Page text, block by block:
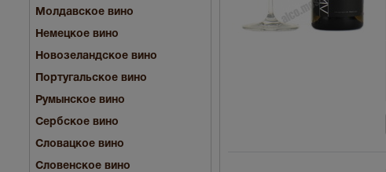
Молдавское вино
Немецкое вино
Новозеландское вино
Португальское вино
Румынское вино
Сербское вино
Словацкое вино
Словенское вино